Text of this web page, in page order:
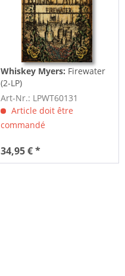
Whiskey Myers: Firewater
(2-LP)
Art-Nr.: LPWT60131
Article doit être
commandé
34,95 € *